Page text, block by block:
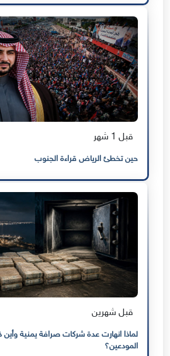
قبل 1 شهر
حين تخطئ الرياض قراءة الجنوب
قبل شهرين
لماذا انهارت عدة شركات صرافة يمنية
المودعين؟